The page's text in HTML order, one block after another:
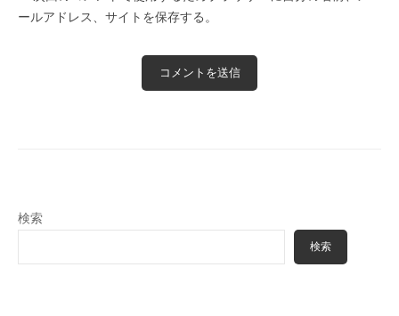
ールアドレス、サイトを保存する。
検索
検索